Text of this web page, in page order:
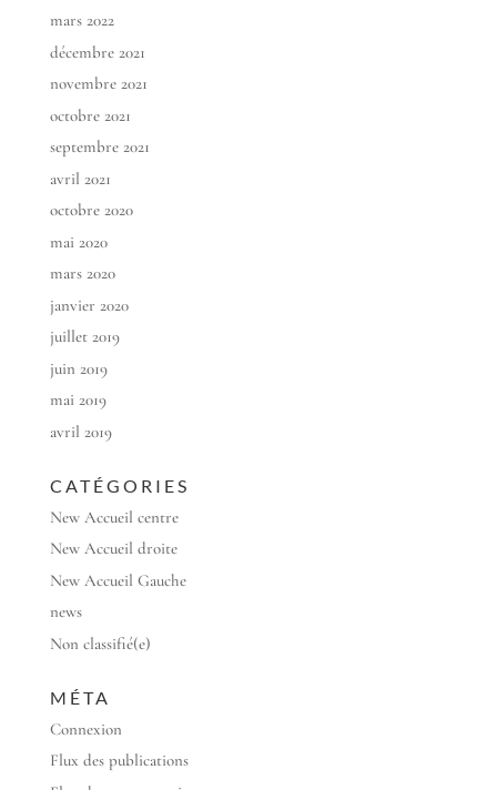
mars 2022
décembre 2021
novembre 2021
octobre 2021
septembre 2021
avril 2021
octobre 2020
mai 2020
mars 2020
janvier 2020
juillet 2019
juin 2019
mai 2019
avril 2019
CATÉGORIES
New Accueil centre
New Accueil droite
New Accueil Gauche
news
Non classifié(e)
MÉTA
Connexion
Flux des publications